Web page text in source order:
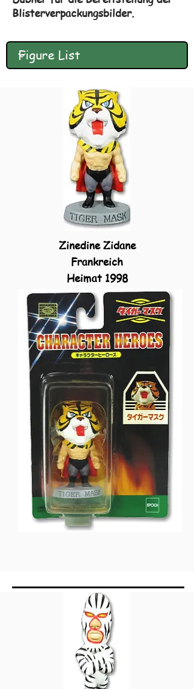
Blisterverpackungsbilder.
Zinedine Zidane
Frankreich
Heimat 1998
WOR004
EPC001